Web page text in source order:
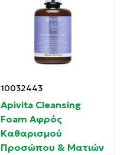
10032443
Apivita Cleansing
Foam Αφρός
Καθαρισμού
Προσώπου & Ματιών